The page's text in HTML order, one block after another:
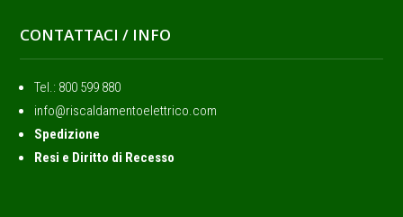
CONTATTACI / INFO
Tel.: ‭800 599 880
info@riscaldamentoelettrico.com
Spedizione
Resi e Diritto di Recesso